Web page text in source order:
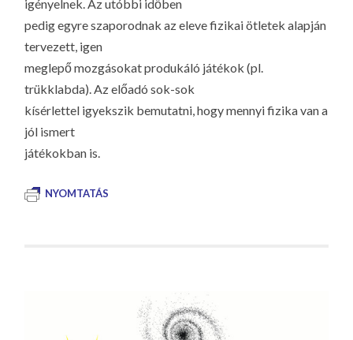
igényelnek. Az utóbbi időben
pedig egyre szaporodnak az eleve fizikai ötletek alapján
tervezett, igen
meglepő mozgásokat produkáló játékok (pl.
trükklabda). Az előadó sok-sok
kísérlettel igyekszik bemutatni, hogy mennyi fizika van a
jól ismert
játékokban is.
NYOMTATÁS